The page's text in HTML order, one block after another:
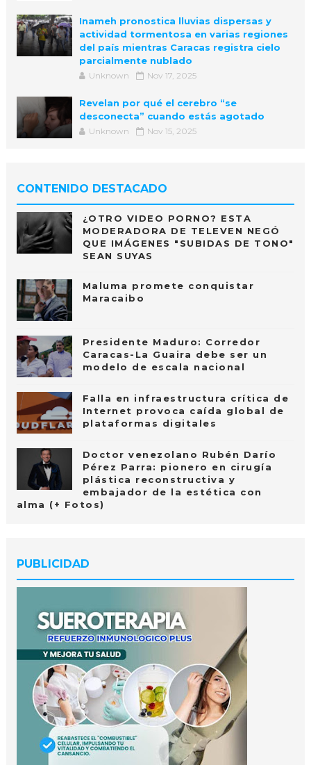
Inameh pronostica lluvias dispersas y
actividad tormentosa en varias regiones
del país mientras Caracas registra cielo
parcialmente nublado
Unknown Nov 17, 2025
Revelan por qué el cerebro “se
desconecta” cuando estás agotado
Unknown Nov 15, 2025
CONTENIDO DESTACADO
¿OTRO VIDEO PORNO? ESTA
MODERADORA DE TELEVEN NEGÓ
QUE IMÁGENES "SUBIDAS DE TONO"
SEAN SUYAS
Maluma promete conquistar
Maracaibo
Presidente Maduro: Corredor
Caracas-La Guaira debe ser un
modelo de escala nacional
Falla en infraestructura crítica de
Internet provoca caída global de
plataformas digitales
Doctor venezolano Rubén Darío
Pérez Parra: pionero en cirugía
plástica reconstructiva y
embajador de la estética con
alma (+ Fotos)
PUBLICIDAD